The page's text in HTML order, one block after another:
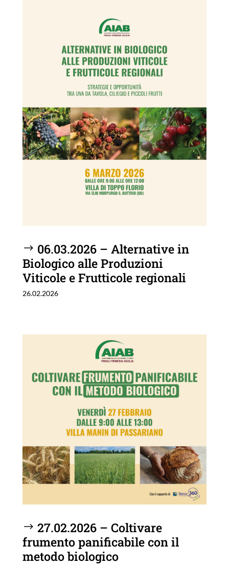
06.03.2026 – Alternative in
Biologico alle Produzioni
Viticole e Frutticole regionali
26.02.2026
27.02.2026 – Coltivare
frumento panificabile con il
metodo biologico